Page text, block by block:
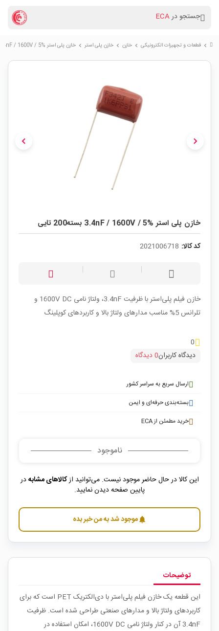
جستجو درECA
chevron_right قطعات و تجهیزات الکترونیکی chevron_right خازن chevron_right خازن پلی استر chevron_right خازن پلی استر 3.4nF / 1600V / 5% بسته200 تایی
chevron_left chevron_right
خازن پلی استر 3.4nF / 1600V / 5% بسته200 تایی
کد کالا: 2021006718
خازن فیلم پلی‌استر با ظرفیت 3.4nF، ولتاژ نامی 1600V DC و
تلرانس 5% مناسب مدارهای ولتاژ بالا و کاربردهای کوپلینگ
0
دیدگاه کاربران0 دیدگاه
ارسال سریع به سراسر کشور
بسته‌بندی حرفه‌ای و ایمن
خرید مطمئن از ECA
ناموجود
این کالا در حال حاضر موجود نیست. می‌توانید ازکالاهای مشابهدر
پایین صفحه دیدن نمایید.
notificationsموجود شد به من خبر بده
توضیحات
این قطعه یک خازن فیلم پلی‌استر با دی‌الکتریک PET است که برای
کاربردهای ولتاژ بالا و مدارهای صنعتی طراحی شده است. ظرفیت
3.4nF آن در کنار ولتاژ نامی 1600V DC، امکان استفاده در